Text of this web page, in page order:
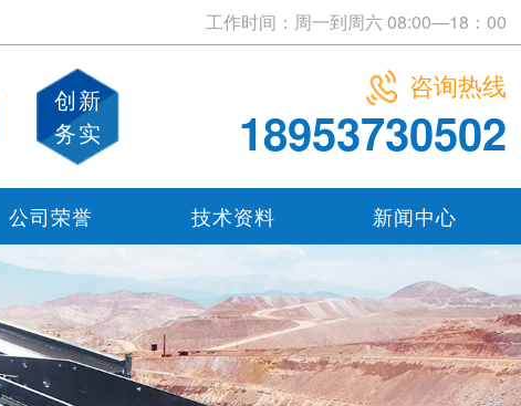
工作时间：周一到周六 08:00—18：00
创新
务实
咨询热线
18953730502
公司荣誉 技术资料 新闻中心